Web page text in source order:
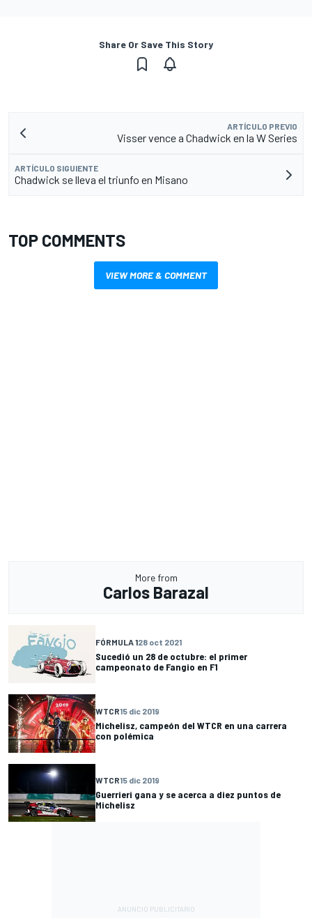
Share Or Save This Story
ARTÍCULO PREVIO
Visser vence a Chadwick en la W Series
ARTÍCULO SIGUIENTE
Chadwick se lleva el triunfo en Misano
TOP COMMENTS
VIEW MORE & COMMENT
More from
Carlos Barazal
FÓRMULA 128 oct 2021
Sucedió un 28 de octubre: el primer
campeonato de Fangio en F1
WTCR15 dic 2019
Michelisz, campeón del WTCR en una carrera
con polémica
WTCR15 dic 2019
Guerrieri gana y se acerca a diez puntos de
Michelisz